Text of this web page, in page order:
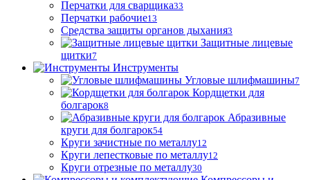
Перчатки для сварщика33
Перчатки рабочие13
Средства защиты органов дыхания3
Защитные лицевые
щитки7
Инструменты
Угловые шлифмашины7
Кордщетки для
болгарок8
Абразивные
круги для болгарок54
Круги зачистные по металлу12
Круги лепестковые по металлу12
Круги отрезные по металлу30